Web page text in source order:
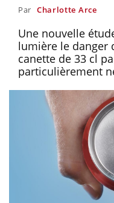
Par Charlotte Arce
Une nouvelle
lumière le danger
canette de 33 cl
particulièrement